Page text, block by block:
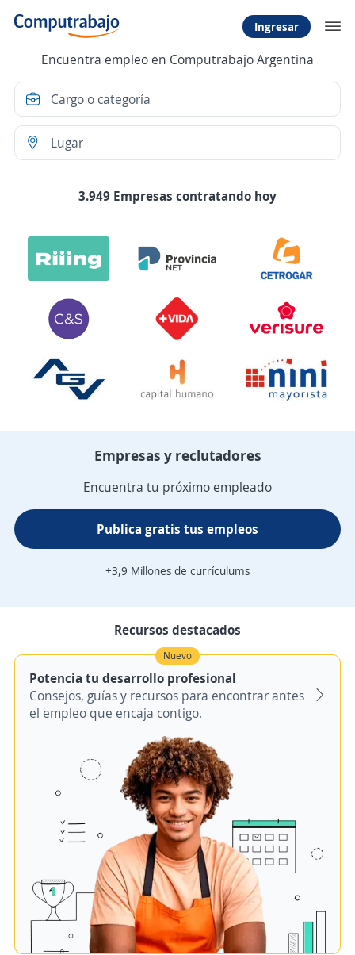
Ingresar
Encuentra empleo en Computrabajo Argentina
3.949 Empresas contratando hoy
Empresas y reclutadores
Encuentra tu próximo empleado
Publica gratis tus empleos
+3,9 Millones de currículums
Recursos destacados
Nuevo
Potencia tu desarrollo profesional
Consejos, guías y recursos para encontrar antes
el empleo que encaja contigo.